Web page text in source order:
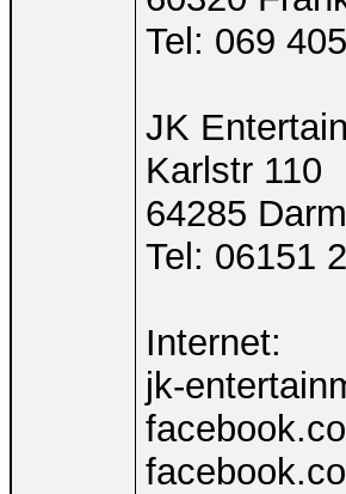
Tel: 069
JK
Karlstr 110
64285
Tel: 06151
Internet:
jk-